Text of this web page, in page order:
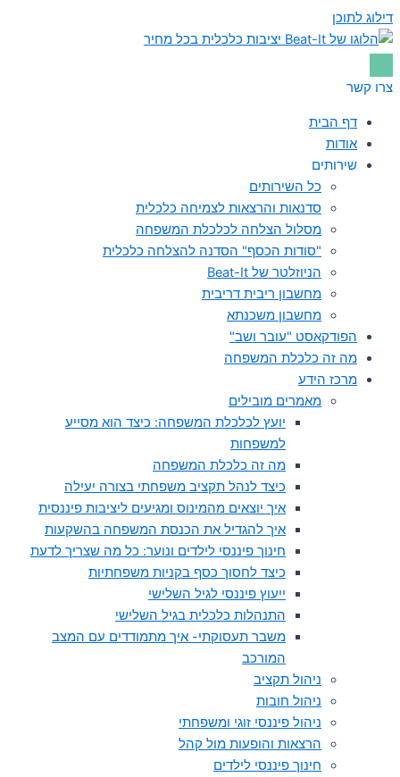
דילוג לתוכן
צרו קשר
דף הבית
אודות
שירותים
כל השירותים
סדנאות והרצאות לצמיחה כלכלית
מסלול הצלחה לכלכלת המשפחה
"סודות הכסף" הסדנה להצלחה כלכלית
הניוזלטר של Beat-It
מחשבון ריבית דריבית
מחשבון משכנתא
הפודקאסט "עובר ושב"
מה זה כלכלת המשפחה
מרכז הידע
מאמרים מובילים
יועץ לכלכלת המשפחה: כיצד הוא מסייע
למשפחות
מה זה כלכלת המשפחה
כיצד לנהל תקציב משפחתי בצורה יעילה
איך יוצאים מהמינוס ומגיעים ליציבות פיננסית
איך להגדיל את הכנסת המשפחה בהשקעות
חינוך פיננסי לילדים ונוער: כל מה שצריך לדעת
כיצד לחסוך כסף בקניות משפחתיות
ייעוץ פיננסי לגיל השלישי
התנהלות כלכלית בגיל השלישי
משבר תעסוקתי- איך מתמודדים עם המצב
המורכב
ניהול תקציב
ניהול חובות
ניהול פיננסי זוגי ומשפחתי
הרצאות והופעות מול קהל
חינוך פיננסי לילדים